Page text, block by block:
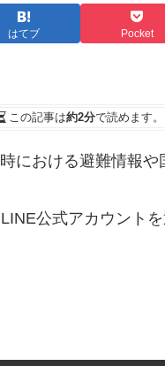
はてブ Pocket
この記事は約2分で読めます。
における避難情報や
公式アカウント